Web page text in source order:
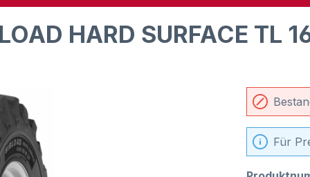
HARD SURFACE TL
Für